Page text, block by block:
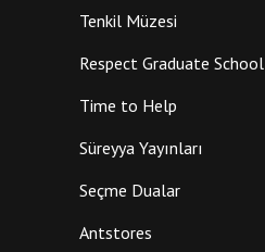
Tenkil Müzesi
Respect Graduate School
Time to Help
Süreyya Yayınları
Seçme Dualar
Antstores